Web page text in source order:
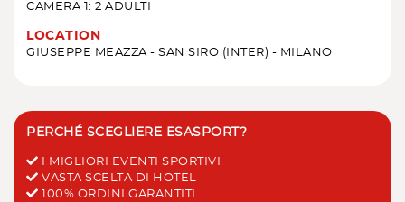
CAMERA 1: 2 ADULTI
LOCATION
GIUSEPPE MEAZZA - SAN SIRO (INTER) - MILANO
PERCHÉ SCEGLIERE ESASPORT?
I MIGLIORI EVENTI SPORTIVI
VASTA SCELTA DI HOTEL
100% ORDINI GARANTITI